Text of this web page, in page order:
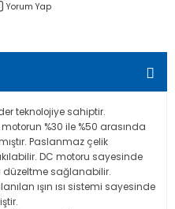
Yorum Yap
teknolojiye sahiptir.
%30 ile %50 arasında
Paslanmaz çelik
DC motoru sayesinde
düzeltme sağlanabilir.
ışın ısı sistemi sayesinde